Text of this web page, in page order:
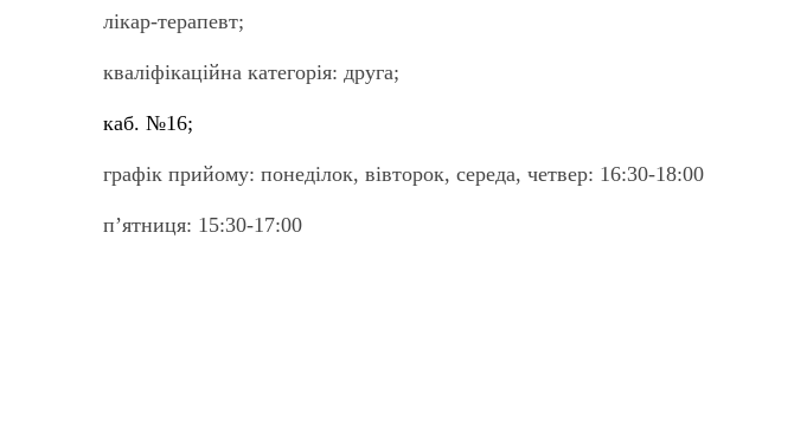
лікар-терапевт;
кваліфікаційна категорія: друга;
каб. №16;
графік прийому: понеділок, вівторок, середа, четвер: 16:30-18:00
п’ятниця: 15:30-17:00